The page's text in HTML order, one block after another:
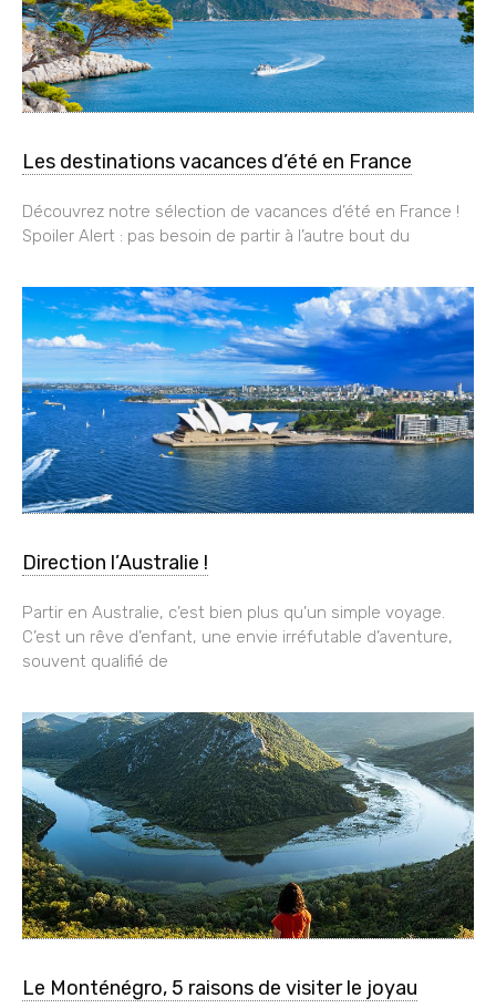
Les destinations vacances d’été en France
Découvrez notre sélection de vacances d’été en France !
Spoiler Alert : pas besoin de partir à l’autre bout du
Direction l’Australie !
Partir en Australie, c’est bien plus qu’un simple voyage.
C’est un rêve d’enfant, une envie irréfutable d’aventure,
souvent qualifié de
Le Monténégro, 5 raisons de visiter le joyau